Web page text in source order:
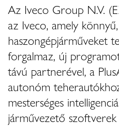
Az Iveco Group N.V.
az Iveco, amely
haszongépjárműveket
forgalmaz, új
távú partnerével, a
autonóm
mesterséges
járművezető szoftverek